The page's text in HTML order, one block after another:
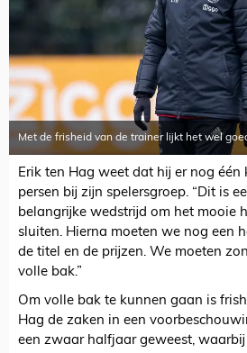
Met de frisheid van de trainer lijkt het wel
Erik ten Hag weet dat hij er nog één
persen bij zijn spelersgroep. “Dit is
belangrijke wedstrijd om het mooie
sluiten. Hierna moeten we nog een
de titel en de prijzen. We moeten
volle bak.”
Om volle bak te kunnen gaan is
Hag de zaken in een
een zwaar halfjaar geweest,